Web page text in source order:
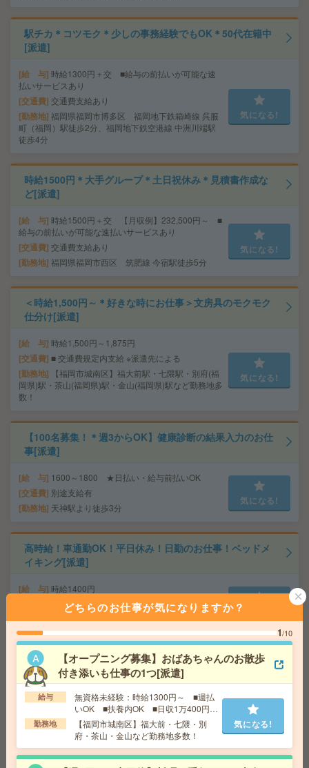
駅チカ＊コツモク＊少しの事務経験でもOK＊50代在籍中
[派遣]
給 与 時給1300円＋交 ■給与の前払いが可能な速
払いサービスあり
交通費 交通費支給あり
勤務地 福岡県福岡市博多区 福岡地下鉄箱崎線 呉服
町（福岡）駅徒歩2分、福岡地下鉄空港線 中洲川端駅
徒歩4分
気になる!
時給1500円＊大手グループ＊土日祝休み＊見積書作成な
ど[派遣]
給 与 時給1500円＋交 【月収例】232,500円～ ■
給与の前払いが可能な速払いサービスあり
交通費 交通費支給あり
勤務地 福岡県福岡市西区 筑肥線 今宿駅徒歩5分
気になる!
＜時給1,500円～＊好きな時にお仕事＞文房具のモクモク
仕分け[派遣]
給 与 時給1,500円～1,875円
交通費 ■ 交通費規定内支給 ※派遣先による
勤務地
【福岡市城南区】福大前駅・七隈駅・別府(福
岡県)駅・茶山(福岡県)駅・金山(福岡県)駅など勤務地多
数！
気になる!
【100名募集！＊週3からOK】健康診断の結果入力のお仕
事[派遣]
給 与 1600～1800 ★日払い・給与前払いOK
交通費 別途支給有
勤務地 天神駅より徒歩3分
気になる!
高時給！車通勤OK！平日休み！日勤のお仕事！ベッドメ
イキング[派遣]
給 与 時給1400円
交通費支給有り
勤務地 加布里駅～車16分 ※車通勤OK
気になる!
【週2・4時間～OK】博多駅内の落とし物のデータ入力＊
急募20名[派遣]
給 与 時給1600円
交通費支給(規定有)
勤務地 博多・呉服町・東比恵駅から徒歩5分
気になる!
どちらのお仕事が気になりますか？
1/10
【オープニング募集】おばあちゃんのお散歩
付き添いも仕事の1つ[派遣]
給与
無資格未経験：時給1300円～ ■週払
いOK ■扶養内OK ■日収1万400円以
上
勤務地
【福岡市城南区】福大前・七隈・別
府・茶山・金山など勤務地多数！
気になる!